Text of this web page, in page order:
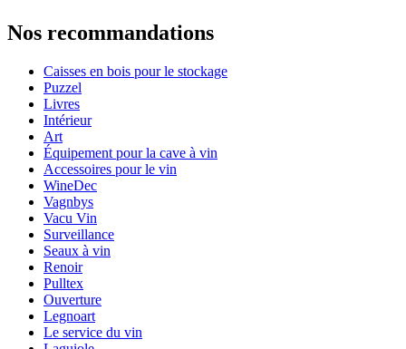
Numéro de produitIM618
Dimensions (LxHxP cm)
Poids (kg)
Hauteur (cm)
Largeur (cm)
Profondeur (cm)28
wine accessories
Status When Soldout
Nos recommandations
Caisses en bois pour le stockage
Puzzel
Livres
Intérieur
Art
Équipement pour la cave à vin
Accessoires pour le vin
WineDec
Vagnbys
Vacu Vin
Surveillance
Seaux à vin
Renoir
Pulltex
Ouverture
Legnoart
Le service du vin